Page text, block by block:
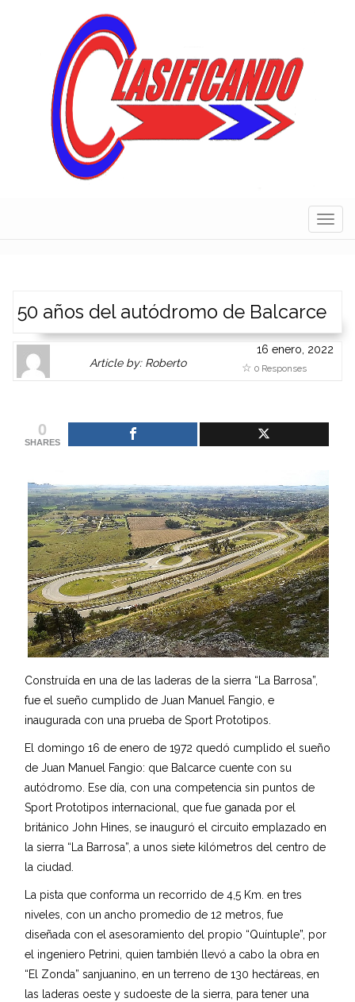
50 años del autódromo de Balcarce
Author
Gravatar
Author
page.
Article by: Roberto
or
works.
admin
16 enero, 2022
0 Responses
0
SHARES
Construída en una de las laderas de la sierra “La Barrosa”,
fue el sueño cumplido de Juan Manuel Fangio, e
inaugurada con una prueba de Sport Prototipos.
El domingo 16 de enero de 1972 quedó cumplido el sueño
de Juan Manuel Fangio: que Balcarce cuente con su
autódromo. Ese día, con una competencia sin puntos de
Sport Prototipos internacional, que fue ganada por el
británico John Hines, se inauguró el circuito emplazado en
la sierra “La Barrosa”, a unos siete kilómetros del centro de
la ciudad.
La pista que conforma un recorrido de 4,5 Km. en tres
niveles, con un ancho promedio de 12 metros, fue
diseñada con el asesoramiento del propio “Quíntuple”, por
el ingeniero Petrini, quien también llevó a cabo la obra en
“El Zonda” sanjuanino, en un terreno de 130 hectáreas, en
las laderas oeste y sudoeste de la sierra, para tener una